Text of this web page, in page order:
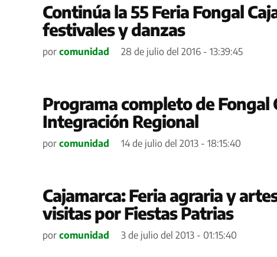
Continúa la 55 Feria Fongal
festivales y danzas
por comunidad 28 de julio del 2016 - 13:39:45
Programa completo de Fongal
Integración Regional
por comunidad 14 de julio del 2013 - 18:15:40
Cajamarca: Feria agraria y
visitas por Fiestas Patrias
por comunidad 3 de julio del 2013 - 01:15:40